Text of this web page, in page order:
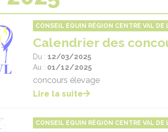
CONSEIL EQUIN RÉGION CENTRE VAL DE
Calendrier des
Du : 12/03/2025
Au : 01/12/2025
concours élevage
Lire la suite
CONSEIL EQUIN RÉGION CENTRE VAL DE